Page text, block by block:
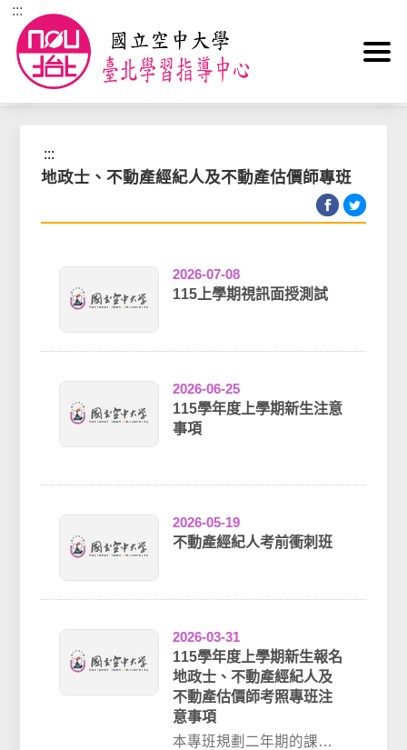
跳到主要內容區塊
:::
首頁>
:::
地政士、不動產經紀人及不動產估價師專班
2026-07-08
115上學期視訊面授測試
2026-06-25
115學年度上學期新生注意
事項
2026-05-19
不動產經紀人考前衝刺班
2026-03-31
115學年度上學期新生報名
地政士、不動產經紀人及
不動產估價師考照專班注
意事項
本專班規劃二年期的課